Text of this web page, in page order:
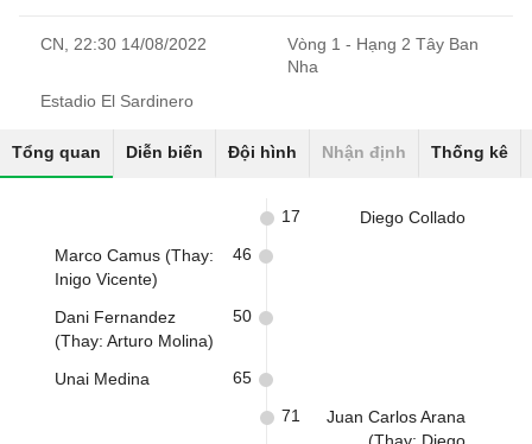
CN, 22:30 14/08/2022
Vòng 1 - Hạng 2 Tây Ban
Nha
Estadio El Sardinero
Tổng quan Diễn biến Đội hình Nhận định Thống kê
Diego Collado
17
Marco Camus (Thay:
Inigo Vicente)
46
Dani Fernandez
(Thay: Arturo Molina)
50
Unai Medina 65
Juan Carlos Arana
71